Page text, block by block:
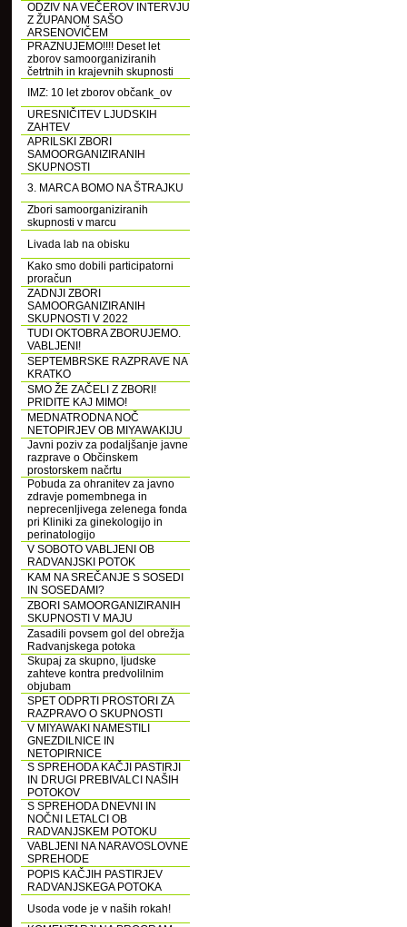
ODZIV NA VEČEROV INTERVJU
Z ŽUPANOM SAŠO
ARSENOVIČEM
PRAZNUJEMO!!!! Deset let
zborov samoorganiziranih
četrtnih in krajevnih skupnosti
IMZ: 10 let zborov občank_ov
URESNIČITEV LJUDSKIH
ZAHTEV
APRILSKI ZBORI
SAMOORGANIZIRANIH
SKUPNOSTI
3. MARCA BOMO NA ŠTRAJKU
Zbori samoorganiziranih
skupnosti v marcu
Livada lab na obisku
Kako smo dobili participatorni
proračun
ZADNJI ZBORI
SAMOORGANIZIRANIH
SKUPNOSTI V 2022
TUDI OKTOBRA ZBORUJEMO.
VABLJENI!
SEPTEMBRSKE RAZPRAVE NA
KRATKO
SMO ŽE ZAČELI Z ZBORI!
PRIDITE KAJ MIMO!
MEDNATRODNA NOČ
NETOPIRJEV OB MIYAWAKIJU
Javni poziv za podaljšanje javne
razprave o Občinskem
prostorskem načrtu
Pobuda za ohranitev za javno
zdravje pomembnega in
neprecenljivega zelenega fonda
pri Kliniki za ginekologijo in
perinatologijo
V SOBOTO VABLJENI OB
RADVANJSKI POTOK
KAM NA SREČANJE S SOSEDI
IN SOSEDAMI?
ZBORI SAMOORGANIZIRANIH
SKUPNOSTI V MAJU
Zasadili povsem gol del obrežja
Radvanjskega potoka
Skupaj za skupno, ljudske
zahteve kontra predvolilnim
objubam
SPET ODPRTI PROSTORI ZA
RAZPRAVO O SKUPNOSTI
V MIYAWAKI NAMESTILI
GNEZDILNICE IN
NETOPIRNICE
S SPREHODA KAČJI PASTIRJI
IN DRUGI PREBIVALCI NAŠIH
POTOKOV
S SPREHODA DNEVNI IN
NOČNI LETALCI OB
RADVANJSKEM POTOKU
VABLJENI NA NARAVOSLOVNE
SPREHODE
POPIS KAČJIH PASTIRJEV
RADVANJSKEGA POTOKA
Usoda vode je v naših rokah!